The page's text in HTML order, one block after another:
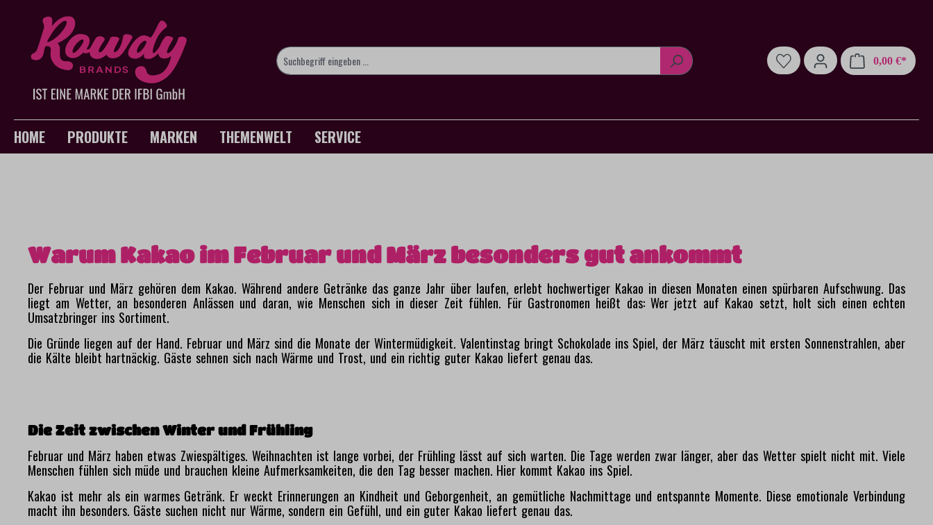
Zur Hauptnavigation springen
0,00 €*
HOME PRODUKTE MARKEN THEMENWELT SERVICE
Warum Kakao im Februar und März besonders gut ankommt
Der Februar und März gehören dem Kakao. Während andere Getränke das ganze Jahr über laufen, erlebt hochwertiger Kakao in diesen Monaten einen spürbaren Aufschwung. Das
liegt am Wetter, an besonderen Anlässen und daran, wie Menschen sich in dieser Zeit fühlen. Für Gastronomen heißt das: Wer jetzt auf Kakao setzt, holt sich einen echten
Umsatzbringer ins Sortiment.
Die Gründe liegen auf der Hand. Februar und März sind die Monate der Wintermüdigkeit. Valentinstag bringt Schokolade ins Spiel, der März täuscht mit ersten Sonnenstrahlen, aber
die Kälte bleibt hartnäckig. Gäste sehnen sich nach Wärme und Trost, und ein richtig guter Kakao liefert genau das.
Die Zeit zwischen Winter und Frühling
Februar und März haben etwas Zwiespältiges. Weihnachten ist lange vorbei, der Frühling lässt auf sich warten. Die Tage werden zwar länger, aber das Wetter spielt nicht mit. Viele
Menschen fühlen sich müde und brauchen kleine Aufmerksamkeiten, die den Tag besser machen. Hier kommt Kakao ins Spiel.
Kakao ist mehr als ein warmes Getränk. Er weckt Erinnerungen an Kindheit und Geborgenheit, an gemütliche Nachmittage und entspannte Momente. Diese emotionale Verbindung
macht ihn besonders. Gäste suchen nicht nur Wärme, sondern ein Gefühl, und ein guter Kakao liefert genau das.